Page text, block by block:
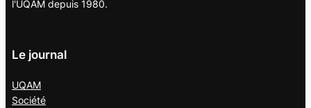
l'UQAM depuis 1980.
Le journal
UQAM
Société